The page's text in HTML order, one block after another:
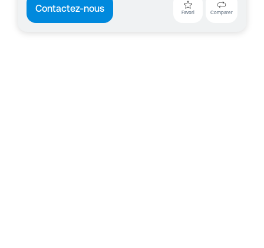
Contactez-nous Favori Comparer